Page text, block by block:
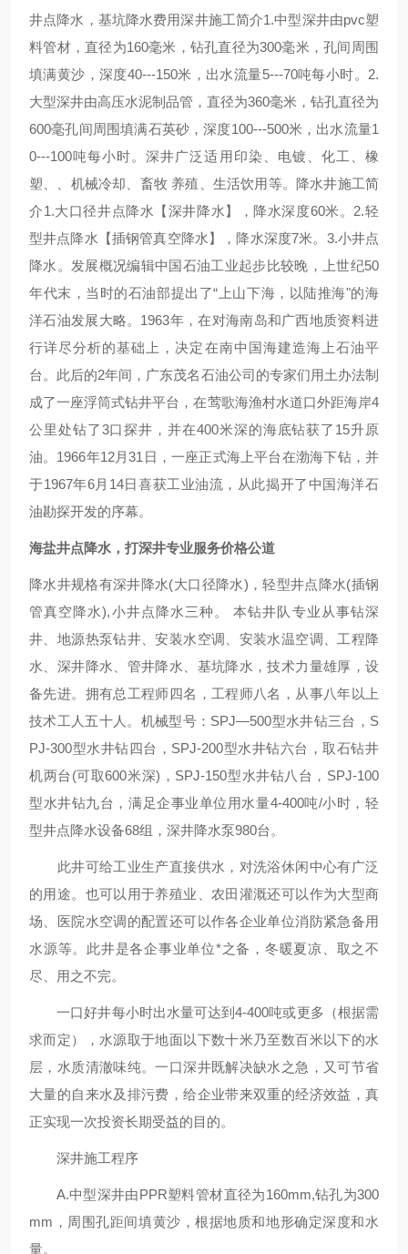
井点降水，基坑降水费用深井施工简介1.中型深井由pvc塑
料管材，直径为160毫米，钻孔直径为300毫米，孔间周围
填满黄沙，深度40---150米，出水流量5---70吨每小时。2.
大型深井由高压水泥制品管，直径为360毫米，钻孔直径为
600毫孔间周围填满石英砂，深度100---500米，出水流量1
0---100吨每小时。深井广泛适用印染、电镀、化工、橡
塑、、机械冷却、畜牧 养殖、生活饮用等。降水井施工简
介1.大口径井点降水【深井降水】，降水深度60米。2.轻
型井点降水【插钢管真空降水】，降水深度7米。3.小井点
降水。发展概况编辑中国石油工业起步比较晚，上世纪50
年代末，当时的石油部提出了“上山下海，以陆推海"的海
洋石油发展大略。1963年，在对海南岛和广西地质资料进
行详尽分析的基础上，决定在南中国海建造海上石油平
台。此后的2年间，广东茂名石油公司的专家们用土办法制
成了一座浮筒式钻井平台，在莺歌海渔村水道口外距海岸4
公里处钻了3口探井，并在400米深的海底钻获了15升原
油。1966年12月31日，一座正式海上平台在渤海下钻，并
于1967年6月14日喜获工业油流，从此揭开了中国海洋石
油勘探开发的序幕。
海盐井点降水，打深井专业服务价格公道
降水井规格有深井降水(大口径降水)，轻型井点降水(插钢
管真空降水),小井点降水三种。 本钻井队专业从事钻深
井、地源热泵钻井、安装水空调、安装水温空调、工程降
水、深井降水、管井降水、基坑降水，技术力量雄厚，设
备先进。拥有总工程师四名，工程师八名，从事八年以上
技术工人五十人。机械型号：SPJ—500型水井钻三台，S
PJ-300型水井钻四台，SPJ-200型水井钻六台，取石钻井
机两台(可取600米深)，SPJ-150型水井钻八台，SPJ-100
型水井钻九台，满足企事业单位用水量4-400吨/小时，轻
型井点降水设备68组，深井降水泵980台。
此井可给工业生产直接供水，对洗浴休闲中心有广泛
的用途。也可以用于养殖业、农田灌溉还可以作为大型商
场、医院水空调的配置还可以作各企业单位消防紧急备用
水源等。此井是各企事业单位*之备，冬暖夏凉、取之不
尽、用之不完。
一口好井每小时出水量可达到4-400吨或更多（根据需
求而定），水源取于地面以下数十米乃至数百米以下的水
层，水质清澈味纯。一口深井既解决缺水之急，又可节省
大量的自来水及排污费，给企业带来双重的经济效益，真
正实现一次投资长期受益的目的。
深井施工程序
A.中型深井由PPR塑料管材直径为160mm,钻孔为300
mm，周围孔距间填黄沙，根据地质和地形确定深度和水
量。